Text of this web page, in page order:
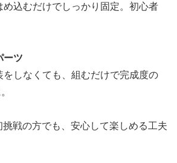
込むだけでしっかり固定。初心者
ーツ
しなくても、組むだけで完成度の
戦の方でも、安心して楽しめる工夫